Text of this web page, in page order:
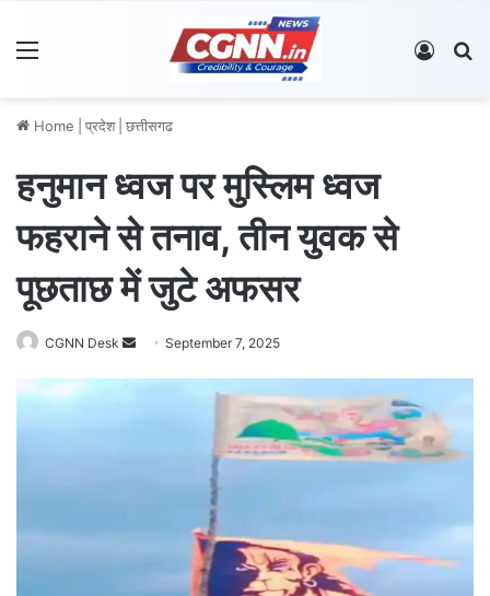
Log In
Home प्रदेश छत्तीसगढ
हनुमान ध्वज पर मुस्लिम ध्वज
फहराने से तनाव, तीन युवक से
पूछताछ में जुटे अफसर
CGNN Desk September 7, 2025